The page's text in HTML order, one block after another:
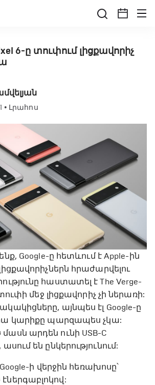
6-ը տուփում լիցքավորիչ
• Լրահոս
Google-ը հետևում է Apple-ին
հրաժարվելու
հաստատել է The Verge-
մեջ լիցքավորիչ չի ներառի:
այնպես էլ Google-ը
կարիքը պարզապես չկա:
արդեն ունի USB-C
են ընկերությունում:
Google-ի վերջին հեռախոսը՝